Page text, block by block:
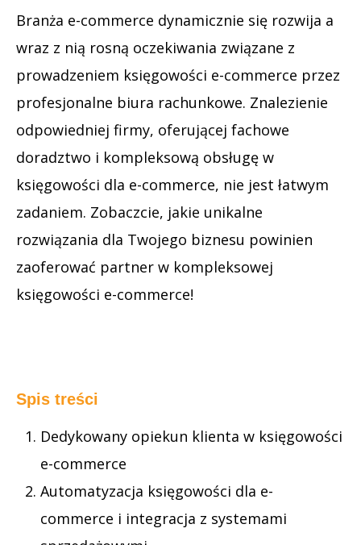
Branża e-commerce dynamicznie się rozwija a
wraz z nią rosną oczekiwania związane z
prowadzeniem księgowości e-commerce przez
profesjonalne biura rachunkowe. Znalezienie
odpowiedniej firmy, oferującej fachowe
doradztwo i kompleksową obsługę w
księgowości dla e-commerce, nie jest łatwym
zadaniem. Zobaczcie, jakie unikalne
rozwiązania dla Twojego biznesu powinien
zaoferować partner w kompleksowej
księgowości e-commerce!
Spis treści
Dedykowany opiekun klienta w księgowości
e-commerce
Automatyzacja księgowości dla e-
commerce i integracja z systemami